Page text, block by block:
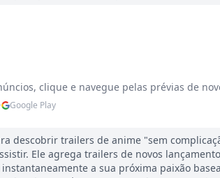
clique e navegue pelas prévias de
Google Play
descobrir trailers de anime "sem
Ele agrega trailers de novos
a sua próxima paixão